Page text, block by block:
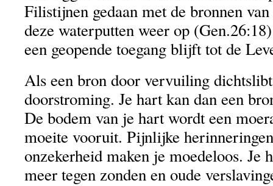
Filistijnen gedaan met de bronnen
deze waterputten weer op
een geopende toegang blijft tot de
Als een bron door vervuiling
doorstroming. Je hart kan dan een
De bodem van je hart wordt een
moeite vooruit. Pijnlijke
onzekerheid maken je moedeloos. Je
meer tegen zonden en oude